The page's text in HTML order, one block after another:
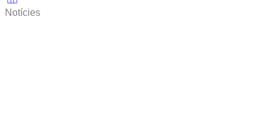
Notícies